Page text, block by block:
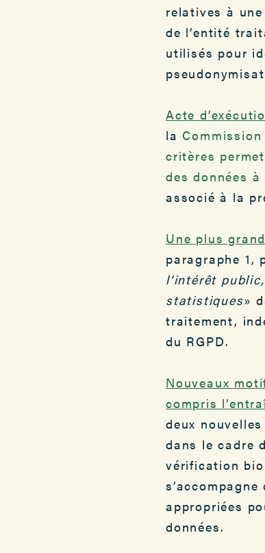
relatives à
de l’entité
utilisés pour
Acte
la
critères
des données
associé à la
Une plus
paragraphe 1,
l’intérêt
statistiques»
traitement,
du RGPD.
Nouveaux
compris
deux
dans le cadre
vérification
appropriées
données.